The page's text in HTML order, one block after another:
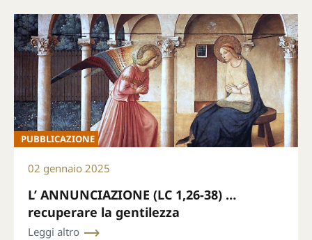
PUBBLICAZIONE
02 gennaio 2025
L’ ANNUNCIAZIONE (LC 1,26-38) …
recuperare la gentilezza
Leggi altro